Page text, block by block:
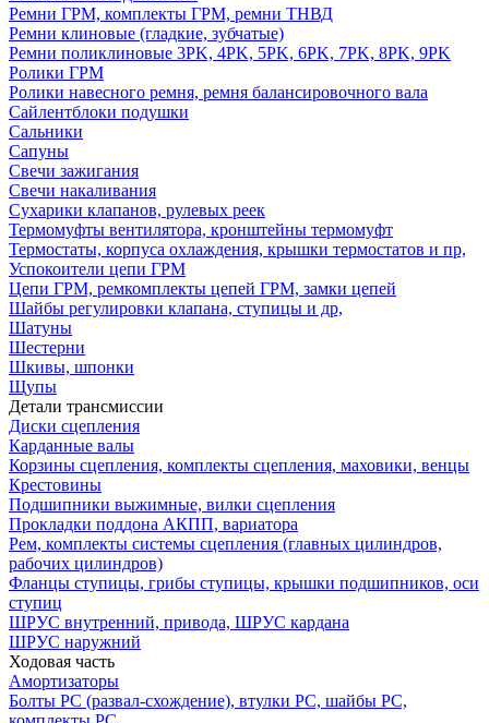
Ремни ГРМ, комплекты ГРМ, ремни ТНВД
Ремни клиновые (гладкие, зубчатые)
Ремни поликлиновые 3PK, 4PK, 5PK, 6PK, 7PK, 8PK, 9PK
Ролики ГРМ
Ролики навесного ремня, ремня балансировочного вала
Сайлентблоки подушки
Сальники
Сапуны
Свечи зажигания
Свечи накаливания
Сухарики клапанов, рулевых реек
Термомуфты вентилятора, кронштейны термомуфт
Термостаты, корпуса охлаждения, крышки термостатов и пр,
Успокоители цепи ГРМ
Цепи ГРМ, ремкомплекты цепей ГРМ, замки цепей
Шайбы регулировки клапана, ступицы и др,
Шатуны
Шестерни
Шкивы, шпонки
Щупы
Детали трансмиссии
Диски сцепления
Карданные валы
Корзины сцепления, комплекты сцепления, маховики, венцы
Крестовины
Подшипники выжимные, вилки сцепления
Прокладки поддона АКПП, вариатора
Рем, комплекты системы сцепления (главных цилиндров,
рабочих цилиндров)
Фланцы ступицы, грибы ступицы, крышки подшипников, оси
ступиц
ШРУС внутренний, привода, ШРУС кардана
ШРУС наружний
Ходовая часть
Амортизаторы
Болты РС (развал-схождение), втулки РС, шайбы РС,